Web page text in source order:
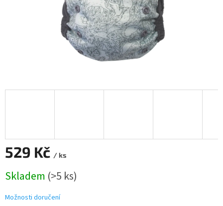
529 Kč / ks
cena:
Skladem (>5 ks)
Možnosti doručení